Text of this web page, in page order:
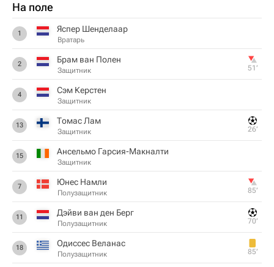
На поле
1 Яспер Шенделаар
Вратарь
2 Брам ван Полен
Защитник 51‎’‎
4 Сэм Керстен
Защитник
13 Томас Лам
Защитник 26‎’‎
15 Ансельмо Гарсия-Макналти
Защитник
7 Юнес Намли
Полузащитник 85‎’‎
11 Дэйви ван ден Берг
Полузащитник 70‎’‎
18 Одиссес Веланас
Полузащитник 85‎’‎